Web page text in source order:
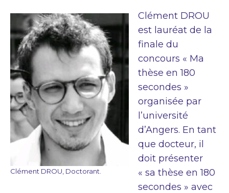
Clément DROU, Doctorant.
Clément DROU
est lauréat de la
finale du
concours « Ma
thèse en 180
secondes »
organisée par
l’université
d’Angers. En tant
que docteur, il
doit présenter
« sa thèse en 180
secondes » avec